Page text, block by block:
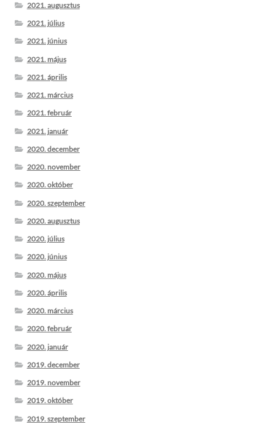
2021. augusztus
2021. július
2021. június
2021. május
2021. április
2021. március
2021. február
2021. január
2020. december
2020. november
2020. október
2020. szeptember
2020. augusztus
2020. július
2020. június
2020. május
2020. április
2020. március
2020. február
2020. január
2019. december
2019. november
2019. október
2019. szeptember